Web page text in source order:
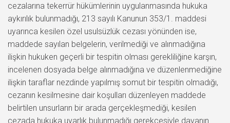
cezalarına tekerrür hükümlerinin uygulanmasında hukuka
aykırılık bulunmadığı, 213 sayılı Kanunun 353/1. maddesi
uyarınca kesilen özel usulsüzlük cezası yönünden ise,
maddede sayılan belgelerin, verilmediği ve alınmadığına
ilişkin hukuken geçerli bir tespitin olması gerekliliğine karşın,
incelenen dosyada belge alınmadığına ve düzenlenmediğine
ilişkin taraflar nezdinde yapılmış somut bir tespitin olmadığı,
cezanın kesilmesine dair koşulları düzenleyen maddede
belirtilen unsurların bir arada gerçekleşmediği, kesilen
cezada hukuka uyarlık bulunmadığı gerekçesiyle davanın